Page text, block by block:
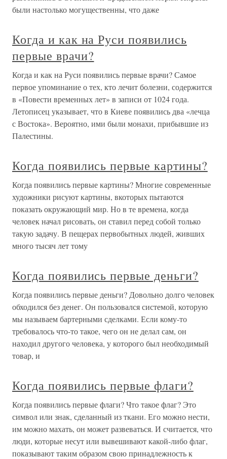
были настолько могущественны, что даже
Когда и как на Руси появились
первые врачи?
Когда и как на Руси появились первые врачи? Самое
первое упоминание о тех, кто лечит болезни, содержится
в «Повести временных лет» в записи от 1024 года.
Летописец указывает, что в Киеве появились два «лечца
с Востока». Вероятно, ими были монахи, прибывшие из
Палестины.
Когда появились первые картины?
Когда появились первые картины? Многие современные
художники рисуют картины, вкоторых пытаются
показать окружающий мир. Но в те времена, когда
человек начал рисовать, он ставил перед собой только
такую задачу. В пещерах первобытных людей, живших
много тысяч лет тому
Когда появились первые деньги?
Когда появились первые деньги? Довольно долго человек
обходился без денег. Он пользовался системой, которую
мы называем бартерными сделками. Если кому-то
требовалось что-то такое, чего он не делал сам, он
находил другого человека, у которого был необходимый
товар, и
Когда появились первые флаги?
Когда появились первые флаги? Что такое флаг? Это
символ или знак, сделанный из ткани. Его можно нести,
им можно махать, он может развеваться. И считается, что
люди, которые несут или вывешивают какой-либо флаг,
показывают таким образом свою принадлежность к